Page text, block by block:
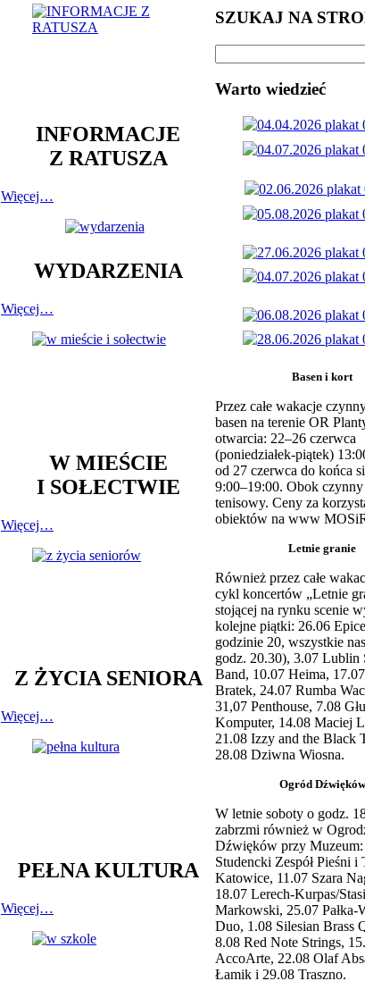
INFORMACJE
Z RATUSZA
Więcej…
WYDARZENIA
Więcej…
W MIEŚCIE
I SOŁECTWIE
Więcej…
Z ŻYCIA SENIORA
Więcej…
PEŁNA KULTURA
Więcej…
SZUKAJ NA
Warto wiedzieć
Basen i kort
Przez całe wakacje
basen na terenie OR
otwarcia: 22–26 czerwca
(poniedziałek-piątek)
od 27 czerwca do końca
9:00–19:00. Obok
tenisowy. Ceny za
obiektów na www
Letnie granie
Również przez całe
cykl koncertów „Letnie
stojącej na rynku scenie
kolejne piątki: 26.06
godzinie 20, wszystkie
godz. 20.30), 3.07 Lublin
Band, 10.07 Heima,
Bratek, 24.07 Rumba
31,07 Penthouse, 7.08
Komputer, 14.08 Maciej
21.08 Izzy and the Black
28.08 Dziwna Wiosna.
Ogród Dźwięków
W letnie soboty o godz.
zabrzmi również w
Dźwięków przy
Studencki Zespół Pieśni i
Katowice, 11.07 Szara
18.07 Lerech-Kurpas/
Markowski, 25.07 Pałka-
Duo, 1.08 Silesian Brass
8.08 Red Note Strings,
AccoArte, 22.08 Olaf
Łamik i 29.08 Traszno.